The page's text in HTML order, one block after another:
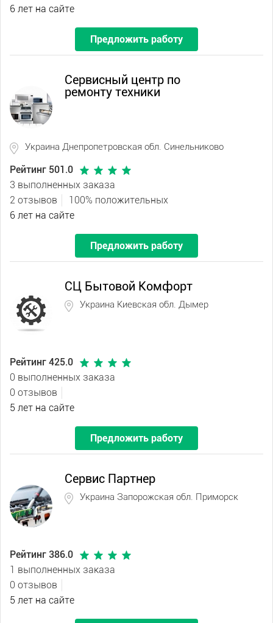
6 лет на сайте
Предложить работу
Сервисный центр по
ремонту техники
Украина Днепропетровская обл. Синельниково
Рейтинг 501.0
3 выполненных заказа
2 отзывов
100% положительных
6 лет на сайте
Предложить работу
СЦ Бытовой Комфорт
Украина Киевская обл. Дымер
Рейтинг 425.0
0 выполненных заказа
0 отзывов
5 лет на сайте
Предложить работу
Сервис Партнер
Украина Запорожская обл. Приморск
Рейтинг 386.0
1 выполненных заказа
0 отзывов
5 лет на сайте